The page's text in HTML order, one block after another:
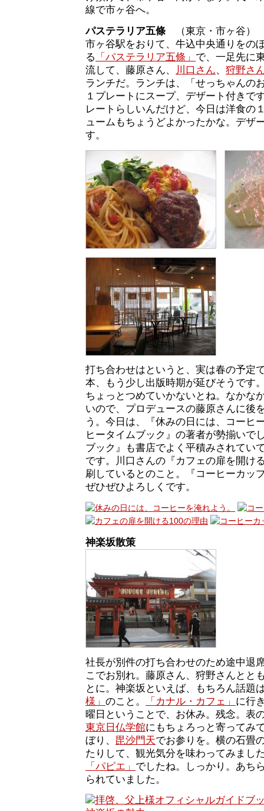
線で市ヶ谷へ。
パステラリア五條 （東京・市ヶ谷）
市ヶ谷駅をおりて、牛込中央通りをの
る
「パステラリア五條」 で、一足先に
流して、藤原さん、
川口さん、 狩野さ
ランチだ。ランチは、「せっちゃんの
１プレートにスープ、デザート付きで
レートらしいんだけど、今日は洋食の
ュームもちょうどよかったかな。デザ
す。
打ち合わせはというと、実は春の予定
本、もう少し出版時期が延びそうです
ちょっとつめていかないとね。なかな
いので、プロデュースの藤原さんに後
う。今日は、『休みの日には、コーヒ
ヒータイムブック』の著者が勢揃いで
ブック』も書店でよく平積みされてい
です。川口さんの『カフェの扉を開け
刷しているとのこと。『コーヒーカッ
ぜひぜひよろしくです。
神楽坂散策
社長が別件の打ち合わせのため途中退
こでお別れ。藤原さん、狩野さんとと
とに。神楽坂といえば、もちろん話題
様」 のこと。 「カナル・カフェ」 に行
曜日ということで、お休み。残念。表
東京日仏学館にもちょろっと寄ってみ
ぼり、 毘沙門天でお参りを。横の石畳
たりして、観光気分を味わってみまし
「パピエ」 でしたね。しっかり。あち
られていました。